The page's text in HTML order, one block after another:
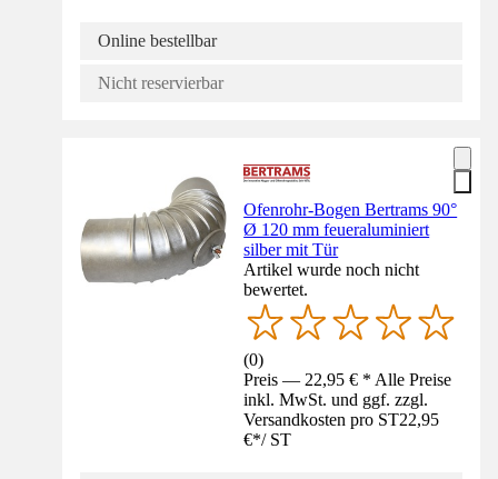
Online bestellbar
Nicht reservierbar
Ofenrohr-Bogen Bertrams 90°
Ø 120 mm feueraluminiert
silber mit Tür
Artikel wurde noch nicht
bewertet.
(0)
Preis — 22,95 € * Alle Preise
inkl. MwSt. und ggf. zzgl.
Versandkosten pro ST22,95
€*/ ST